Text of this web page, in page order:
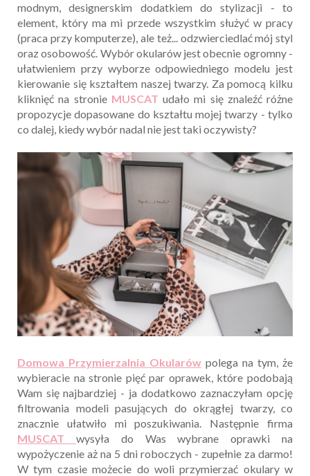
modnym, designerskim dodatkiem do stylizacji - to
element, który ma mi przede wszystkim służyć w pracy
(praca przy komputerze), ale też... odzwierciedlać mój styl
oraz osobowość. Wybór okularów jest obecnie ogromny -
ułatwieniem przy wyborze odpowiedniego modelu jest
kierowanie się kształtem naszej twarzy. Za pomocą kilku
kliknięć na stronie MUSCAT udało mi się znaleźć różne
propozycje dopasowane do kształtu mojej twarzy - tylko
co dalej, kiedy wybór nadal nie jest taki oczywisty?
Domowa Przymierzalnia Okularów polega na tym, że
wybieracie na stronie pięć par oprawek, które podobają
Wam się najbardziej - ja dodatkowo zaznaczyłam opcję
filtrowania modeli pasujących do okrągłej twarzy, co
znacznie ułatwiło mi poszukiwania. Następnie firma
MUSCAT wysyła do Was wybrane oprawki na
wypożyczenie aż na 5 dni roboczych - zupełnie za darmo!
W tym czasie możecie do woli przymierzać okulary w